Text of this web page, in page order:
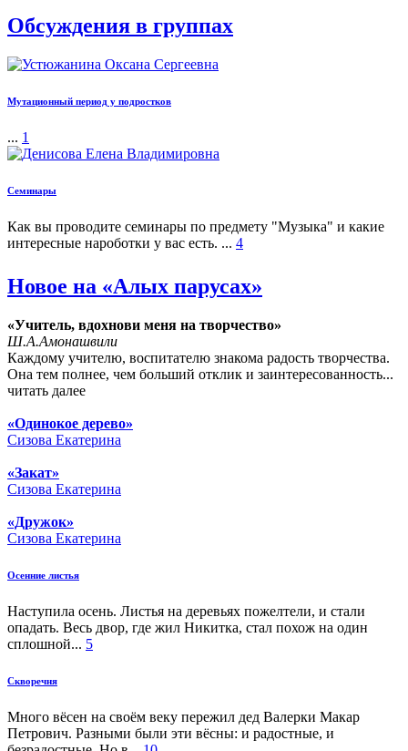
Обсуждения в группах
Мутационный период у подростков
... 1
Семинары
Как вы проводите семинары по предмету "Музыка" и какие
интересные нароботки у вас есть. ... 4
Новое на «Алых парусах»
«Учитель, вдохнови меня на творчество»
Ш.А.Амонашвили
Каждому учителю, воспитателю знакома радость творчества.
Она тем полнее, чем больший отклик и заинтересованность...
читать далее
«Одинокое дерево»
Сизова Екатерина
«Закат»
Сизова Екатерина
«Дружок»
Сизова Екатерина
Осенние листья
Наступила осень. Листья на деревьях пожелтели, и стали
опадать. Весь двор, где жил Никитка, стал похож на один
сплошной... 5
Скворечня
Много вёсен на своём веку пережил дед Валерки Макар
Петрович. Разными были эти вёсны: и радостные, и